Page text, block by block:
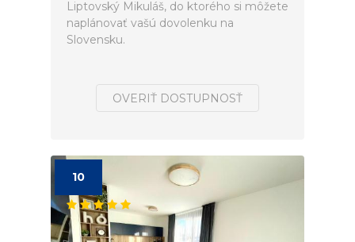
Liptovský Mikuláš, do ktorého si môžete
naplánovať vašú dovolenku na
Slovensku.
OVERIŤ DOSTUPNOSŤ
10